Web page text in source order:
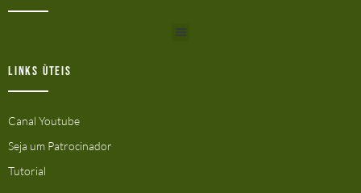
Links ùteis
Canal Youtube
Seja um Patrocinador
Tutorial